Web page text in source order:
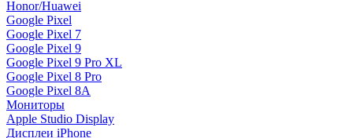
Honor/Huawei
Google Pixel
Google Pixel 7
Google Pixel 9
Google Pixel 9 Pro XL
Google Pixel 8 Pro
Google Pixel 8A
Мониторы
Apple Studio Display
Дисплеи iPhone